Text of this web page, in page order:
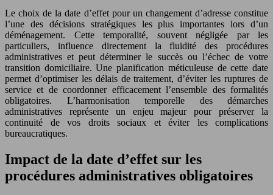
Le choix de la date d’effet pour un changement d’adresse constitue
l’une des décisions stratégiques les plus importantes lors d’un
déménagement. Cette temporalité, souvent négligée par les
particuliers, influence directement la fluidité des procédures
administratives et peut déterminer le succès ou l’échec de votre
transition domiciliaire. Une planification méticuleuse de cette date
permet d’optimiser les délais de traitement, d’éviter les ruptures de
service et de coordonner efficacement l’ensemble des formalités
obligatoires. L’harmonisation temporelle des démarches
administratives représente un enjeu majeur pour préserver la
continuité de vos droits sociaux et éviter les complications
bureaucratiques.
Impact de la date d’effet sur les
procédures administratives obligatoires